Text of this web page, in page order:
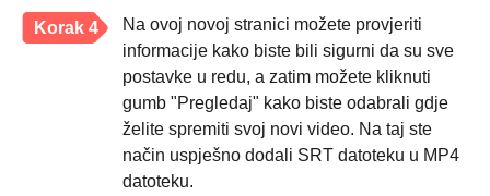
Korak 4
Na ovoj novoj stranici možete provjeriti
informacije kako biste bili sigurni da su sve
postavke u redu, a zatim možete kliknuti
gumb "Pregledaj" kako biste odabrali gdje
želite spremiti svoj novi video. Na taj ste
način uspješno dodali SRT datoteku u MP4
datoteku.